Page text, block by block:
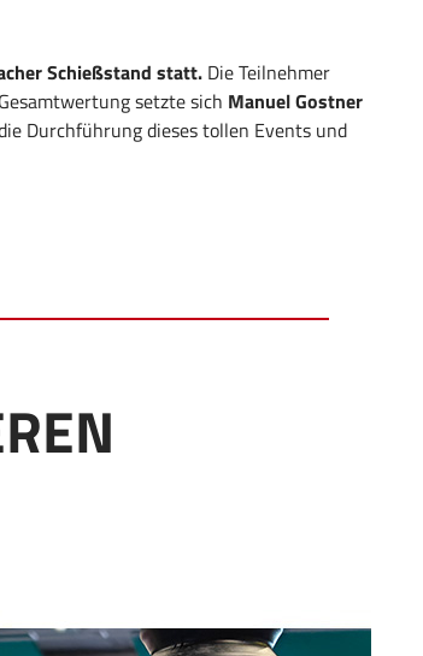
Schießstand statt. Die Teilnehmer
setzte sich Manuel Gostner
Durchführung dieses tollen Events und